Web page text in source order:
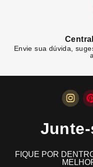
Envie sua dúvida,
FIQUE POR